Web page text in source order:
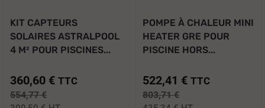
KIT CAPTEURS
SOLAIRES ASTRALPOOL
4 M² POUR PISCINES...
360,60 € TTC
554,77 €
POMPE À CHALEUR MINI
HEATER GRE POUR
PISCINE HORS...
522,41 € TTC
803,71 €